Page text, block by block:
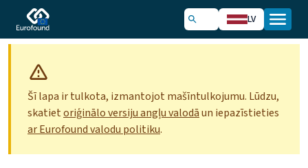
LV
Šī lapa ir tulkota, izmantojot mašīntulkojumu. Lūdzu,
skatietoriģinālo versiju angļu valodāun iepazīstieties
ar Eurofound valodu politiku.